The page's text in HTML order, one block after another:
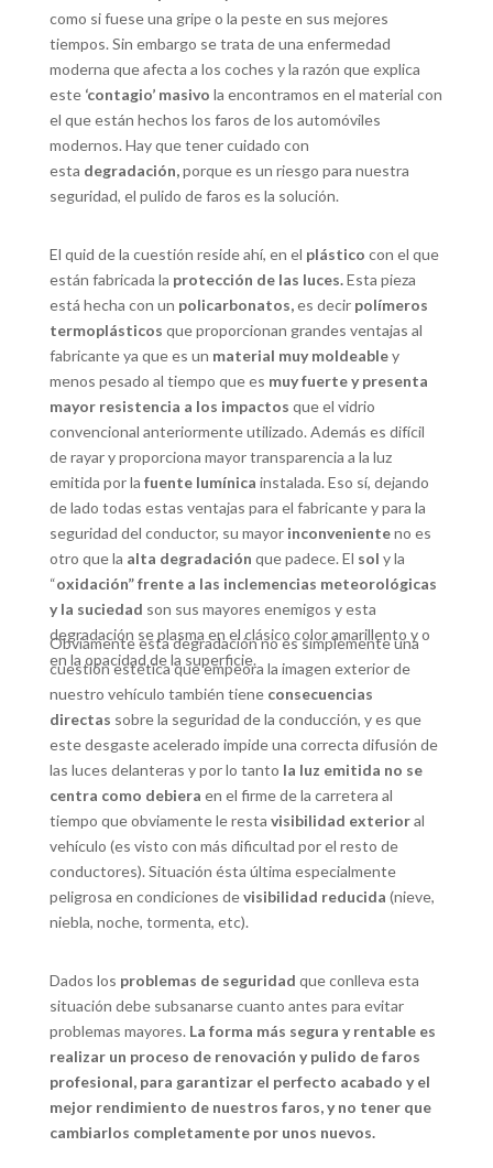
como si fuese una gripe o la peste en sus mejores
tiempos. Sin embargo se trata de una enfermedad
moderna que afecta a los coches y la razón que explica
este‘contagio’ masivo la encontramos en el material con
el que están hechos los faros de los automóviles
modernos. Hay que tener cuidado con
esta degradación,porque es un riesgo para nuestra
seguridad, el pulido de faros es la solución.
El quid de la cuestión reside ahí, en el plástico con el que
están fabricada la protección de las luces.Esta pieza
está hecha con un policarbonatos,es decir polímeros
termoplásticos que proporcionan grandes ventajas al
fabricante ya que es un material muy moldeabley
menos pesado al tiempo que es muy fuerte y presenta
mayor resistencia a los impactos que el vidrio
convencional anteriormente utilizado. Además es difícil
de rayar y proporciona mayor transparencia a la luz
emitida por la fuente lumínica instalada. Eso sí, dejando
de lado todas estas ventajas para el fabricante y para la
seguridad del conductor, su mayor inconvenienteno es
otro que la alta degradación que padece. El sol y la
“oxidación” frente a las inclemencias meteorológicas
y la suciedad son sus mayores enemigos y esta
degradación se plasma en el clásico color amarillento y o
en la opacidad de la superficie.
Obviamente esta degradación no es simplemente una
cuestión estética que empeora la imagen exterior de
nuestro vehículo también tiene consecuencias
directas sobre la seguridad de la conducción, y es que
este desgaste acelerado impide una correcta difusión de
las luces delanteras y por lo tanto la luz emitida no se
centra como debiera en el firme de la carretera al
tiempo que obviamente le resta visibilidad exterioral
vehículo (es visto con más dificultad por el resto de
conductores). Situación ésta última especialmente
peligrosa en condiciones devisibilidad reducida (nieve,
niebla, noche, tormenta, etc).
Dados los problemas de seguridad que conlleva esta
situación debe subsanarse cuanto antes para evitar
problemas mayores. La forma más segura y rentable es
realizar un proceso de renovación y pulido de faros
profesional, para garantizar el perfecto acabado y el
mejor rendimiento de nuestros faros, y no tener que
cambiarlos completamente por unos nuevos.